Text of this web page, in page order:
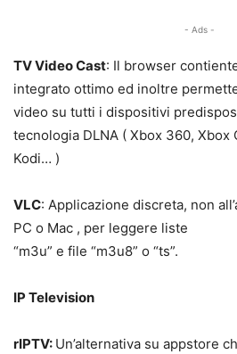
- Ads -
TV Video Cast: Il browser
integrato ottimo ed inoltre
video su tutti i dispositivi
tecnologia DLNA ( Xbox 360, Xbox
Kodi… )
VLC: Applicazione discreta, non
PC o Mac , per leggere liste
“m3u” e file “m3u8” o “ts”.
IP Television
rIPTV: Un’alternativa su appstore